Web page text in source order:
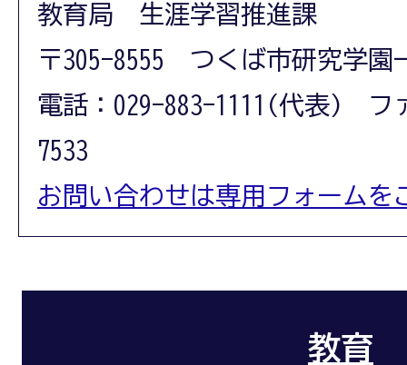
教育局 生涯学習推進課
〒305-8555 つくば市研究学園
電話：029-883-1111(代表) フ
7533
お問い合わせは専用フォームを
教育